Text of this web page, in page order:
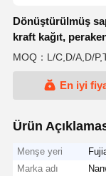
Dönüştürülmüş
kraft kağıt,
için uygundur
MOQ：L/C,D/A,D/
En iyi
Ürün
Menşe yeri
Marka adı